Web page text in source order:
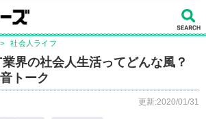
> 社会人ライフ
界の社会人生活ってどんな風？
トーク
更新:2020/01/31